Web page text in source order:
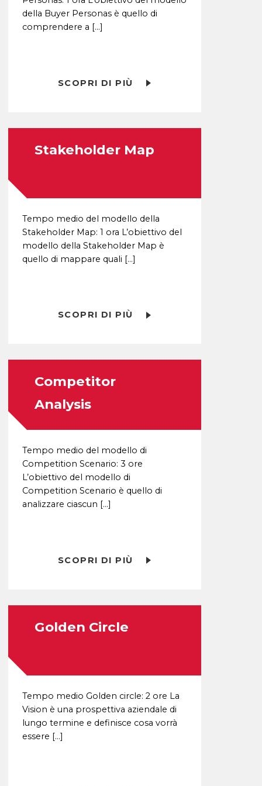
della Buyer Personas è quello di
comprendere a […]
SCOPRI DI PIÙ
Stakeholder Map
Tempo medio del modello della
Stakeholder Map: 1 ora L’obiettivo del
modello della Stakeholder Map è
quello di mappare quali […]
SCOPRI DI PIÙ
Competitor
Analysis
Tempo medio del modello di
Competition Scenario: 3 ore
L’obiettivo del modello di
Competition Scenario è quello di
analizzare ciascun […]
SCOPRI DI PIÙ
Golden Circle
Tempo medio Golden circle: 2 ore La
Vision è una prospettiva aziendale di
lungo termine e definisce cosa vorrà
essere […]